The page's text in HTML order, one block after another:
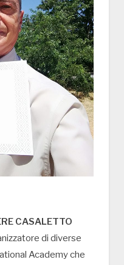
CASALETTO
di diverse
Academy che